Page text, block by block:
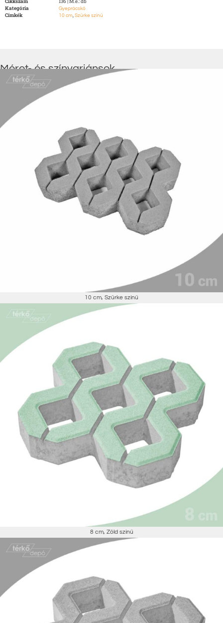
Kategória
Gyeprácskő
Címkék 10 cm, Szürke színű
Méret- és színvariánsok
10 cm, Szürke színű
8 cm, Zöld színű